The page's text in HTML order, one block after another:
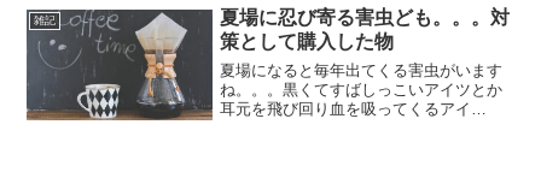
友人に連絡しその時の様子を聞いてみる
と、、、普段言わないよ...
雑記
夏場に忍び寄る害虫ども。。。対
策として購入した物
夏場になると毎年出てくる害虫がいます
ね。。。黒くてすばしっこいアイツとか
耳元を飛び回り血を吸ってくるアイ